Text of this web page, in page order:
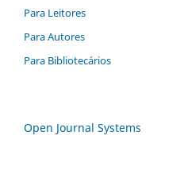
Para Leitores
Para Autores
Para Bibliotecários
Open Journal Systems